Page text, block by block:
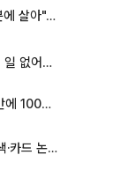
'굿 윌 헌팅' 배우 "기아 EV2 덕분에 살아"…교통사고 후 안전성 극찬
李대통령 “청년이 결혼 망설이는 일 없어야...제도상 불이익 조사”
놀란 감독 '오디세이', 개봉 4일 만에 100만 돌파⋯'왕사남' 보다 빠르다
축구협회, 대국민 사과…"압수수색·카드 논란 사죄, 강도 높은 쇄신"